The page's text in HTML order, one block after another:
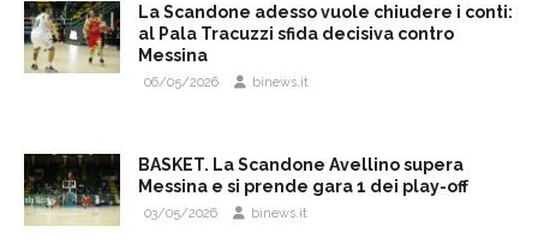
La Scandone adesso vuole chiudere i conti:
al Pala Tracuzzi sfida decisiva contro
Messina
06/05/2026 binews.it
BASKET. La Scandone Avellino supera
Messina e si prende gara 1 dei play-off
03/05/2026 binews.it